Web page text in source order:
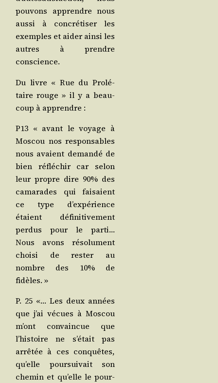
pou­vons apprendre nous
aus­si à concré­ti­ser les
exemples et aider ain­si les
autres à prendre
conscience.
Du livre « Rue du Pro­lé­
taire rouge » il y a beau­
coup à apprendre :
P13 « avant le voyage à
Mos­cou nos res­pon­sables
nous avaient deman­dé de
bien réflé­chir car selon
leur propre dire 90% des
cama­rades qui fai­saient
ce type d’ex­pé­rience
étaient défi­ni­ti­ve­ment
per­dus pour le par­ti…
Nous avons réso­lu­ment
choi­si de res­ter au
nombre des 10% de
fidèles. »
P. 25 «… Les deux années
que j’ai vécues à Mos­cou
m’ont convain­cue que
l’his­toire ne s’é­tait pas
arrê­tée à ces conquêtes,
qu’elle pour­sui­vait son
che­min et qu’elle le pour­